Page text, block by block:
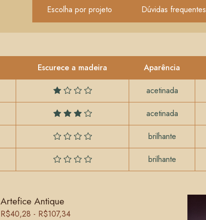
Escolha por projeto Dúvidas frequentes
Escurece a madeira Aparência
acetinada
acetinada
brilhante
brilhante
Artefice Antique
R$40,28 - R$107,34